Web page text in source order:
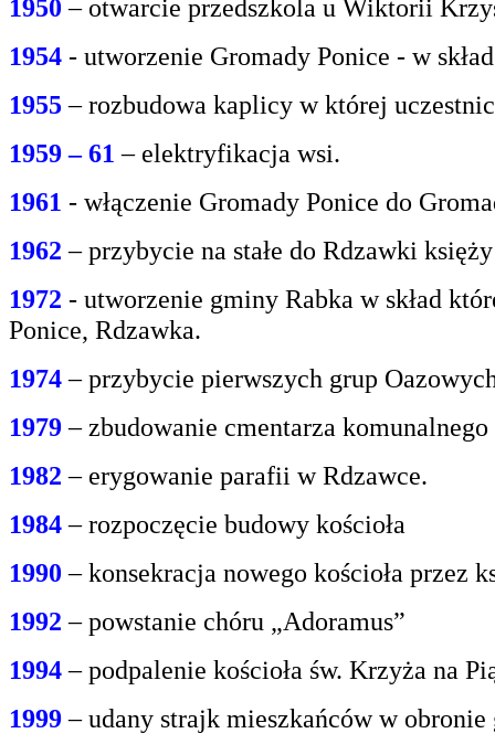
1950 – otwarcie przedszkola u Wiktorii
1954 - utworzenie Gromady Ponice - w
1955 – rozbudowa kaplicy w której
1959 – 61 – elektryfikacja wsi.
1961 - włączenie Gromady Ponice do
1962 – przybycie na stałe do Rdzawki
1972 - utworzenie gminy Rabka w skład
Ponice, Rdzawka.
1974 – przybycie pierwszych grup
1979– zbudowanie cmentarza
1982 – erygowanie parafii w Rdzawce.
1984– rozpoczęcie budowy kościoła
1990 – konsekracja nowego kościoła przez
1992 – powstanie chóru „Adoramus”
1994– podpalenie kościoła św. Krzyża na
1999– udany strajk mieszkańców w